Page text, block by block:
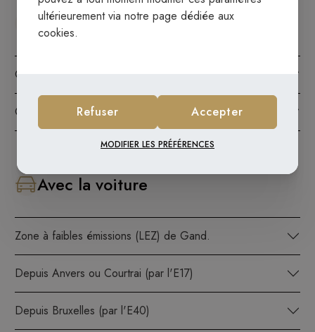
Avec le transport publique
Gare de Gand-Saint-Pierre (bus)
Gare de Dampoort (bus)
Avec la voiture
Zone à faibles émissions (LEZ) de Gand.
Depuis Anvers ou Courtrai (par l'E17)
Depuis Bruxelles (par l'E40)
ultérieurement via notre page dédiée aux
cookies.
Refuser Accepter
MODIFIER LES PRÉFÉRENCES